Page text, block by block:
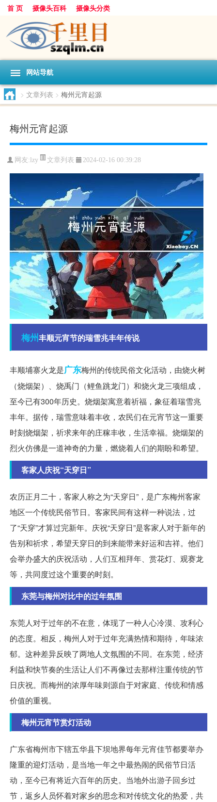
首 页 摄像头百科 摄像头分类
网站导航
> 文章列表 > 梅州元宵起源
梅州元宵起源
网友: lzy 文章列表 2024-02-16 00:39:28
梅州丰顺元宵节的瑞雪兆丰年传说
丰顺埔寨火龙是广东梅州的传统民俗文化活动，由烧火树
（烧烟架）、烧禹门（鲤鱼跳龙门）和烧火龙三项组成，
至今已有300年历史。烧烟架寓意着祈福，象征着瑞雪兆
丰年。据传，瑞雪意味着丰收，农民们在元宵节这一重要
时刻烧烟架，祈求来年的庄稼丰收，生活幸福。烧烟架的
烈火仿佛是一道神奇的力量，燃烧着人们的期盼和希望。
客家人庆祝“天穿日”
农历正月二十，客家人称之为“天穿日”，是广东梅州客家
地区一个传统民俗节日。客家民间有这样一种说法，过
了“天穿”才算过完新年。庆祝“天穿日”是客家人对于新年的
告别和祈求，希望天穿日的到来能带来好运和吉祥。他们
会举办盛大的庆祝活动，人们互相拜年、赏花灯、观赛龙
等，共同度过这个重要的时刻。
东莞与梅州对比中的过年氛围
东莞人对于过年的不在意，体现了一种人心冷漠、攻利心
的态度。相反，梅州人对于过年充满热情和期待，年味浓
郁。这种差异反映了两地人文氛围的不同。在东莞，经济
利益和快节奏的生活让人们不再像过去那样注重传统的节
日庆祝。而梅州的浓厚年味则源自于对家庭、传统和情感
价值的重视。
梅州元宵节赏灯活动
广东省梅州市下辖五华县下坝地界每年元宵佳节都要举办
隆重的迎灯活动，是当地一年之中最热闹的民俗节日活
动，至今已有将近六百年的历史。当地外出游子回乡过
节，返乡人员怀着对家乡的思念和对传统文化的热爱，共